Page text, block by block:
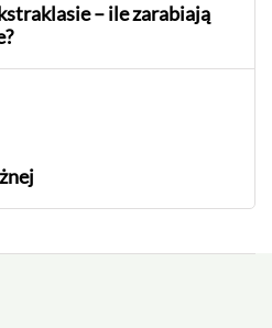
– ile zarabiają